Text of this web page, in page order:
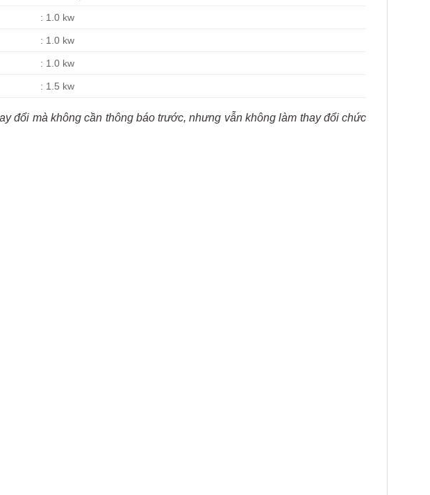
: 1.0 kw
: 1.0 kw
: 1.0 kw
: 1.5 kw
đổi mà không cần thông báo trước, nhưng vẫn không làm thay đổi chức